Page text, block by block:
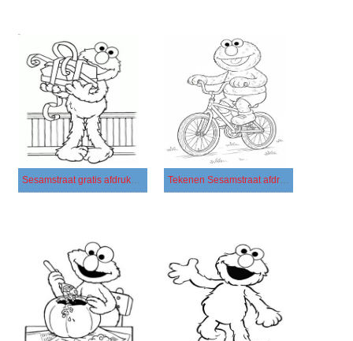
Sesamstraat gratis afdrukbaar basis Tekenen Sesamstraat afdrukbaar